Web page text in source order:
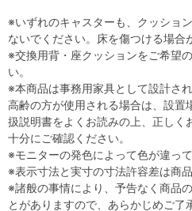
※いずれのキャスターも、クッショ
ないでください。床を傷つける場合
※交換用背・座クッションをご希望
い。
※本商品は事務用家具として設計さ
高齢の方が使用される場合は、設置
扱説明書をよくお読みの上、正しく
十分にご確認ください。
※モニターの発色によって色が違っ
※表示寸法と実寸の寸法許容差は商
※諸般の事情により、予告なく商品
とがありますので、あらかじめご了